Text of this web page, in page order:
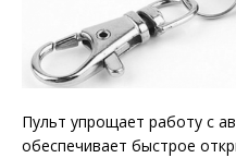
Пульт упрощает работу с
обеспечивает быстрое